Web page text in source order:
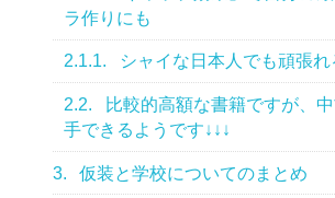
ラ作りにも
2.1.1. シャイな日本人でも頑張れ
2.2.
比較的高額な書籍ですが、
手できるようです↓↓↓
3. 仮装と学校についてのまとめ